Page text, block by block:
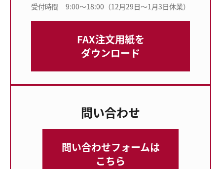
受付時間 9:00〜18:00（12月29日〜1月3日休業）
FAX注文用紙を
ダウンロード
問い合わせ
問い合わせフォームは
こちら